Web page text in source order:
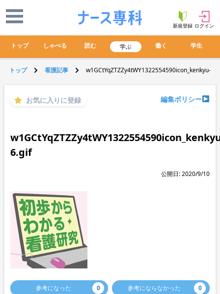
新規登録 ログイン
トップ しゃべる 読む 学ぶ 働く 学生
トップ 看護記事 w1GCtYqZTZZy4tWY1322554590icon_kenkyu-
お気に入りに登録 編集ポリシー
6.gif
公開日: 2020/9/10
参考になった 0 参考にならなかった 0